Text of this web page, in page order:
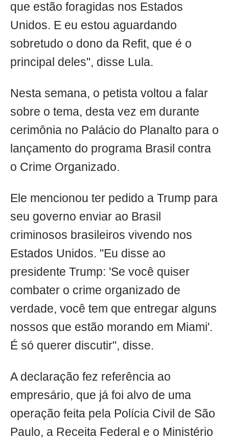
que estão foragidas nos Estados
Unidos. E eu estou aguardando
sobretudo o dono da Refit, que é o
principal deles", disse Lula.
Nesta semana, o petista voltou a falar
sobre o tema, desta vez em durante
cerimônia no Palácio do Planalto para o
lançamento do programa Brasil contra
o Crime Organizado.
Ele mencionou ter pedido a Trump para
seu governo enviar ao Brasil
criminosos brasileiros vivendo nos
Estados Unidos. "Eu disse ao
presidente Trump: 'Se você quiser
combater o crime organizado de
verdade, você tem que entregar alguns
nossos que estão morando em Miami'.
É só querer discutir", disse.
A declaração fez referência ao
empresário, que já foi alvo de uma
operação feita pela Polícia Civil de São
Paulo, a Receita Federal e o Ministério